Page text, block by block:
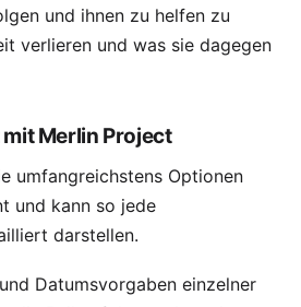
und ihnen zu helfen zu
verlieren und was sie dagegen
Merlin Project
umfangreichstens Optionen
und kann so jede
darstellen.
und Datumsvorgaben einzelner